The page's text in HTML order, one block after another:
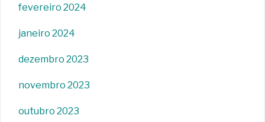
fevereiro 2024
janeiro 2024
dezembro 2023
novembro 2023
outubro 2023